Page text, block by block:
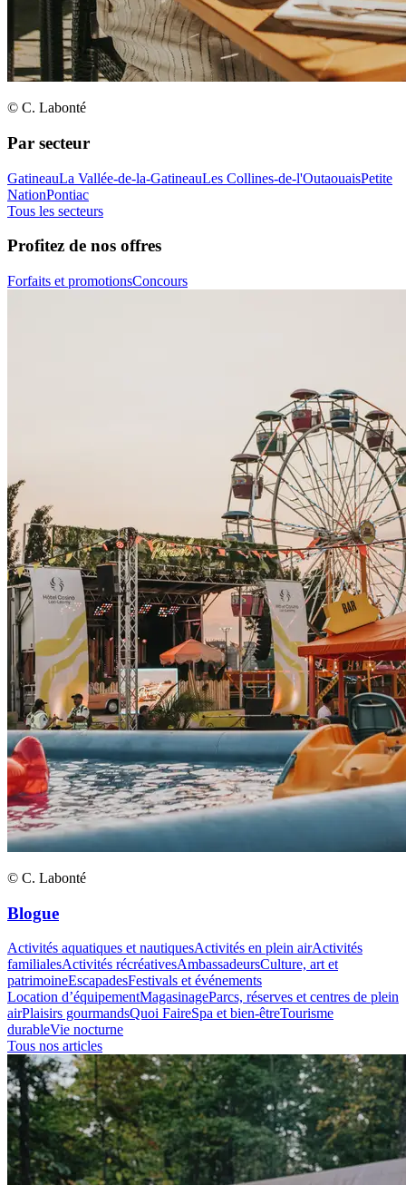
© C. Labonté
Par secteur
GatineauLa Vallée-de-la-GatineauLes Collines-de-l'OutaouaisPetite
NationPontiac
Tous les secteurs
Profitez de nos offres
Forfaits et promotionsConcours
© C. Labonté
Blogue
Activités aquatiques et nautiquesActivités en plein airActivités
familialesActivités récréativesAmbassadeursCulture, art et
patrimoineEscapadesFestivals et événements
Location d’équipementMagasinageParcs, réserves et centres de plein
airPlaisirs gourmandsQuoi FaireSpa et bien-êtreTourisme
durableVie nocturne
Tous nos articles